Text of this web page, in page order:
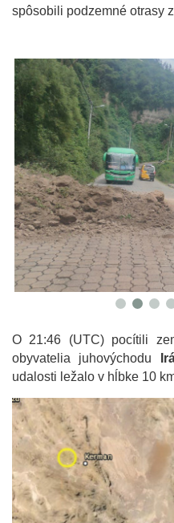
spôsobili podzemné otrasy
O 21:46 (UTC) pocítili
obyvatelia juhovýchodu
udalosti ležalo v hĺbke 10